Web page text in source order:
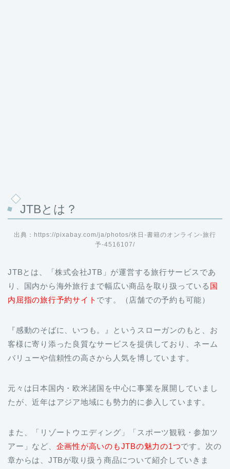
JTBとは？
出典：https://pixabay.com/ja/photos/休日-書籍のオンライン-旅行
予-4516107/
JTBとは、「株式会社JTB」が運営する旅行サービスであ
り、国内から海外旅行まで幅広い商品を取り扱っている 国
内屈指の旅行予約サイト です。（店舗での予約も可能）
『感動のそばに、いつも。』というスローガンのもと、お
客様に寄り添った良質なサービスを提供しており、ネーム
バリューや信頼性の高さから人気を博しています。
元々は日本国内・欧米諸国を中心に事業を展開していまし
たが、近年はアジア地域にも勢力的に参入しています。
また、「リゾートウエディング」「スポーツ観戦・参加ツ
アー」など、 企画性が高いのもJTBの魅力の1つです。次の
章からは、JTBが取り扱う商品について紹介していきま